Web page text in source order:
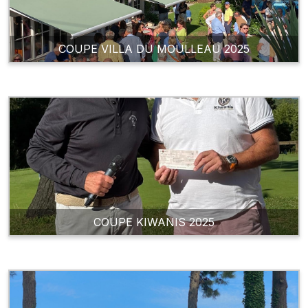
COUPE VILLA DU MOULLEAU 2025
COUPE KIWANIS 2025